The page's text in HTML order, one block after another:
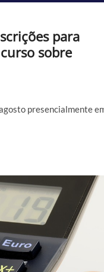
para
sobre
presencialmente